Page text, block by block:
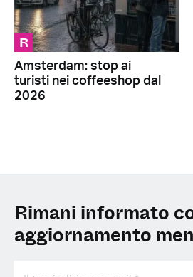
R
Amsterdam: stop ai
turisti nei coffeeshop dal
2026
Rimani informato
aggiornamento